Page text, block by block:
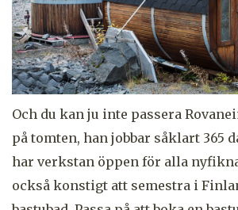
Och du kan ju inte passera
på tomten, han jobbar såklart 365
har verkstan öppen för alla
också konstigt att semestra i